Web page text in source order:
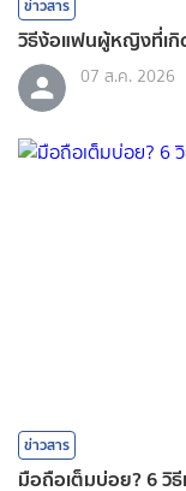
ข่าวสาร
วิธีง้อแฟนผู้หญิงที่เกิ
07 ส.ค. 2026
ข่าวสาร
มือถือเต็มบ่อย? 6 วิ